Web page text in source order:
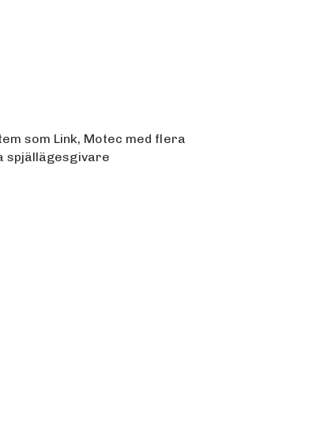
som Link, Motec med flera
spjällägesgivare